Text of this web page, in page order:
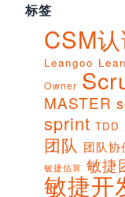
标签
CSM
Leangoo
Owner
MASTER
sprint TDD
团队 团队协
敏捷估算 敏捷
敏捷开